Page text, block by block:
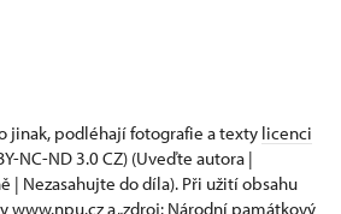
jinak, podléhají fotografie a texty licenci
NC-ND 3.0 CZ) (Uveďte autora |
| Nezasahujte do díla). Při užití obsahu
www.npu.cz a „zdroj: Národní památkový